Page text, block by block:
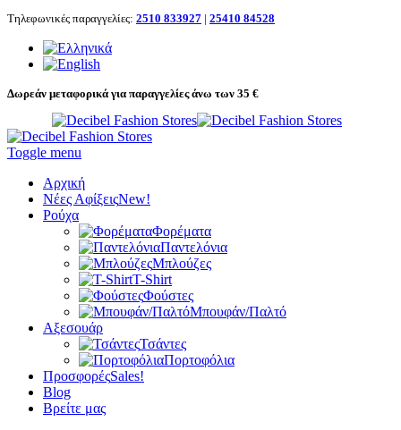
Τηλεφωνικές παραγγελίες: 2510 833927 | 25410 84528
Δωρεάν μεταφορικά για παραγγελίες άνω των 35 €
Toggle menu
Αρχική
Νέες ΑφίξειςNew!
Ρούχα
Φορέματα
Παντελόνια
Μπλούζες
T-Shirt
Φούστες
Μπουφάν/Παλτό
Αξεσουάρ
Τσάντες
Πορτοφόλια
ΠροσφορέςSales!
Blog
Βρείτε μας